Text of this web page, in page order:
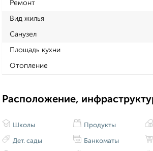
Ремонт
Вид жилья
Санузел
Площадь кухни
Отопление
Расположение,
Школы
Дет. сады
Продукты
Банкоматы